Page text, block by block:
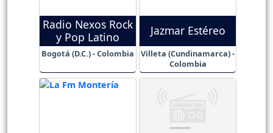
Radio Nexos Rock
y Pop Latino
Bogotá (D.C.) - Colombia
Jazmar Estéreo
Villeta (Cundinamarca) -
Colombia